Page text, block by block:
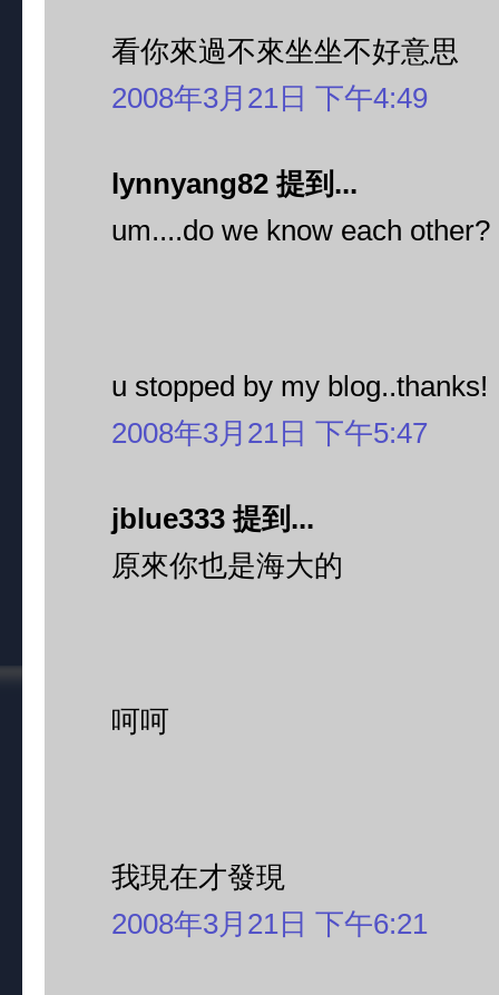
看你來過不來坐坐不好意思
2008年3月21日 下午4:49
lynnyang82 提到...
um....do we know each other?
u stopped by my blog..thanks!
2008年3月21日 下午5:47
jblue333 提到...
原來你也是海大的
呵呵
我現在才發現
2008年3月21日 下午6:21